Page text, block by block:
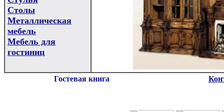
Столы
Металлическая
мебель
Мебель для
гостиниц
Гостевая книга